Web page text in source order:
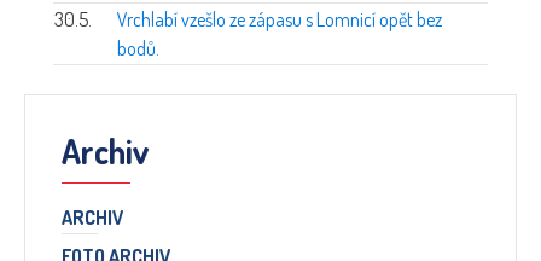
30.5.
Vrchlabí vzešlo ze zápasu s Lomnicí opět bez
bodů.
Archiv
ARCHIV
FOTO ARCHIV